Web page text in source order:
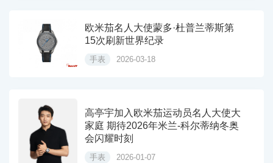
欧米茄名人大使蒙多·杜普兰蒂斯第
15次刷新世界纪录
手表 2026-03-18
高亭宇加入欧米茄运动员名人大使大
家庭 期待2026年米兰-科尔蒂纳冬奥
会闪耀时刻
手表 2026-01-07